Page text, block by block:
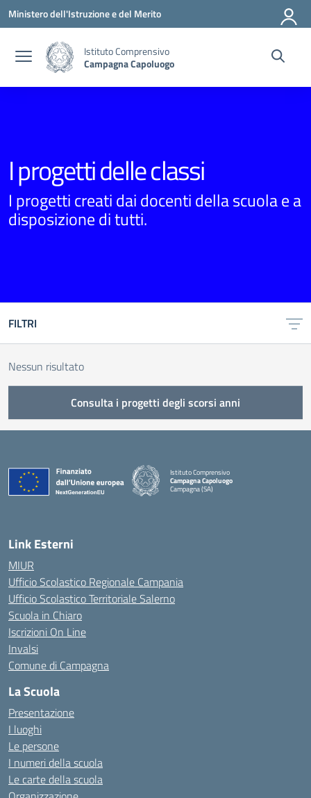
Vai ai contenuti
Vai al menu di navigazione
Vai al footer
Ministero dell'Istruzione e del Merito
Istituto Comprensivo
Campagna Capoluogo
I progetti delle classi
I progetti creati dai docenti della scuola e a
disposizione di tutti.
FILTRI
Nessun risultato
Consulta i progetti degli scorsi anni
Istituto Comprensivo
Campagna Capoluogo
Campagna (SA)
Link Esterni
MIUR
Ufficio Scolastico Regionale Campania
Ufficio Scolastico Territoriale Salerno
Scuola in Chiaro
Iscrizioni On Line
Invalsi
Comune di Campagna
La Scuola
Presentazione
I luoghi
Le persone
I numeri della scuola
Le carte della scuola